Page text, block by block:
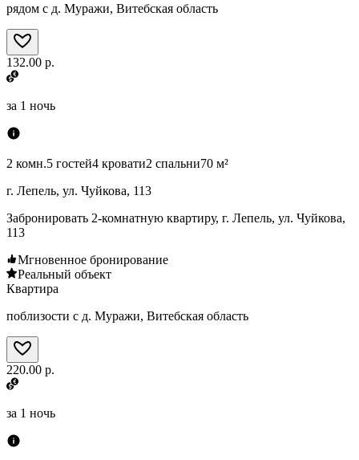
рядом с д. Муражи, Витебская область
132.00 р.
за 1 ночь
2 комн.5 гостей4 кровати2 спальни70 м²
г. Лепель, ул. Чуйкова, 113
Забронировать 2-комнатную квартиру, г. Лепель, ул. Чуйкова,
113
Мгновенное бронирование
Реальный объект
Квартира
поблизости с д. Муражи, Витебская область
220.00 р.
за 1 ночь